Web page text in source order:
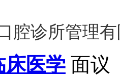
腔诊所管理
床医学 面议